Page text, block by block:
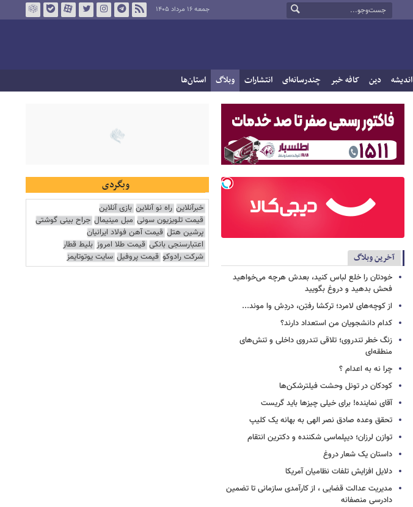
جمعه ۱۶ مرداد ۱۴۰۵
اندیشه دین کافه خبر چندرسانه‌ای انتشارات وبلاگ استان‌ها
آخرین وبلاگ
خودتان را خلع لباس کنید، بعدش هرچه می‌خواهید
فحش بدهید و دروغ بگویید
از کوچه‌های لامرد؛ ترکشا رفتِن، دردِش وا موند...
کدام دانشجویان من استعداد دارند؟
زنگ خطر تندروی؛ تلاقی تندروی داخلی و تنش‌های
منطقه‌ای
چرا نه به اعدام ؟
کودکان در تونل وحشت فیلترشکن‌ها
آقای نماینده! برای خیلی چیزها باید گریست
تحقق وعده صادق نصر الهی به بهانه یک کلیپ
توازن لرزان؛ دیپلماسی شکننده و دکترین انتقام
داستان یک شعار دروغ
دلایل افزایش تلفات نظامیان آمریکا
مدیریت عدالت قضایی ، از کارآمدی سازمانی تا تضمین
دادرسی منصفانه
وبگردی
خبرآنلاین راه نو آنلاین بازی آنلاین
قیمت تلویزیون سونی مبل مینیمال جراح بینی گوشتی
پرشین هتل قیمت آهن فولاد ایرانیان
اعتبارسنجی بانکی قیمت طلا امروز بلیط قطار
شرکت رادوکو قیمت پروفیل سایت یوتوتایمز